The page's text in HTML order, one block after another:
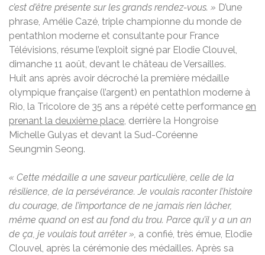
c’est d’être présente sur les grands rendez-vous. » D’une
phrase, Amélie Cazé, triple championne du monde de
pentathlon moderne et consultante pour France
Télévisions, résume l’exploit signé par Elodie Clouvel,
dimanche 11 août, devant le château de Versailles.
Huit ans après avoir décroché la première médaille
olympique française (l’argent) en pentathlon moderne à
Rio, la Tricolore de 35 ans a répété cette performance en
prenant la deuxième place, derrière la Hongroise
Michelle Gulyas et devant la Sud-Coréenne
Seungmin Seong.
« Cette médaille a une saveur particulière, celle de la
résilience, de la persévérance. Je voulais raconter l’histoire
du courage, de l’importance de ne jamais rien lâcher,
même quand on est au fond du trou. Parce qu’il y a un an
de ça, je voulais tout arrêter », a confié, très émue, Elodie
Clouvel, après la cérémonie des médailles. Après sa